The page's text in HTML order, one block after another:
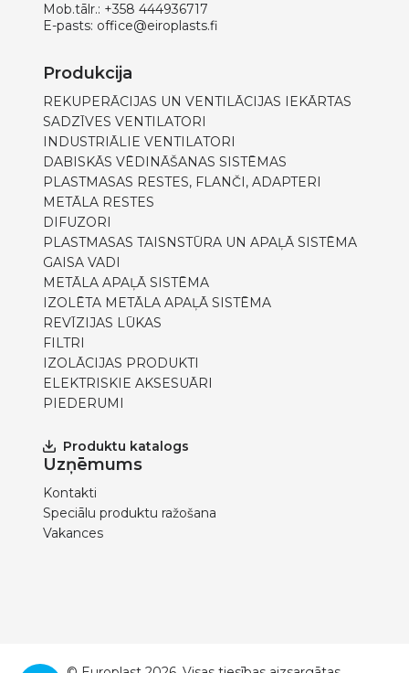
Mob.tālr.: +358 444936717
E-pasts: office@eiroplasts.fi
Produkcija
REKUPERĀCIJAS UN VENTILĀCIJAS IEKĀRTAS
SADZĪVES VENTILATORI
INDUSTRIĀLIE VENTILATORI
DABISKĀS VĒDINĀŠANAS SISTĒMAS
PLASTMASAS RESTES, FLANČI, ADAPTERI
METĀLA RESTES
DIFUZORI
PLASTMASAS TAISNSTŪRA UN APAĻĀ SISTĒMA
GAISA VADI
METĀLA APAĻĀ SISTĒMA
IZOLĒTA METĀLA APAĻĀ SISTĒMA
REVĪZIJAS LŪKAS
FILTRI
IZOLĀCIJAS PRODUKTI
ELEKTRISKIE AKSESUĀRI
PIEDERUMI
Produktu katalogs
Uzņēmums
Kontakti
Speciālu produktu ražošana
Vakances